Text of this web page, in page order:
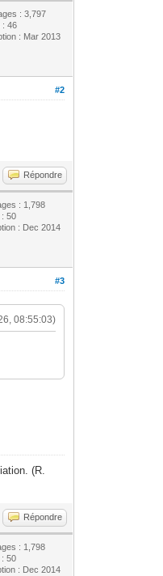
: 3,797
: 46
: Mar 2013
#2
Répondre
: 1,798
: 50
: Dec 2014
#3
08:55:03)
(R.
Répondre
: 1,798
: 50
: Dec 2014